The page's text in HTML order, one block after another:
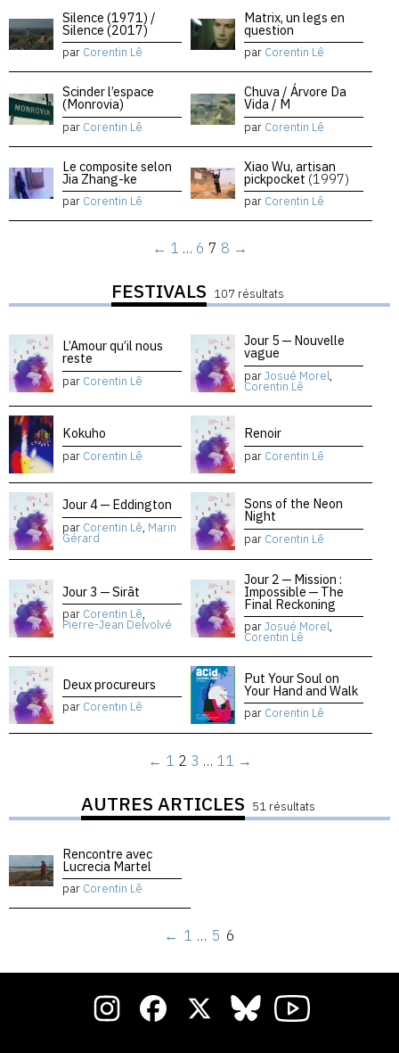
Silence (1971) /
Silence (2017)
par Corentin Lê
Matrix, un legs en
question
par Corentin Lê
Scinder l’espace
(Monrovia)
par Corentin Lê
Chuva / Árvore Da
Vida / M
par Corentin Lê
Le composite selon
Jia Zhang-ke
par Corentin Lê
Xiao Wu, artisan
pickpocket (1997)
par Corentin Lê
← 1 … 6 7 8 →
FESTIVALS 107 résultats
L’Amour qu’il nous
reste
par Corentin Lê
Jour 5 — Nouvelle
vague
parJosué Morel,
Corentin Lê
Kokuho
par Corentin Lê
Renoir
par Corentin Lê
Jour 4 — Eddington
par Corentin Lê, Marin
Gérard
Sons of the Neon
Night
par Corentin Lê
Jour 3 — Sirāt
par Corentin Lê,
Pierre-Jean Delvolvé
Jour 2 — Mission :
Impossible — The
Final Reckoning
parJosué Morel,
Corentin Lê
Deux procureurs
par Corentin Lê
Put Your Soul on
Your Hand and Walk
par Corentin Lê
← 1 2 3 … 11 →
AUTRES ARTICLES 51 résultats
Rencontre avec
Lucrecia Martel
par Corentin Lê
← 1 … 5 6